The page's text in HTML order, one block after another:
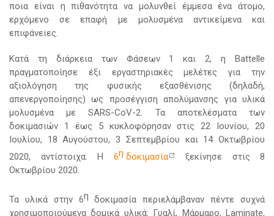
ποια είναι η πιθανότητα να μολυνθεί έμμεσα ένα άτομο,
ερχόμενο σε επαφή με μολυσμένα αντικείμενα και
επιφάνειες.
Κατά τη διάρκεια των Φάσεων 1 και 2, η Battelle
πραγματοποίησε έξι εργαστηριακές μελέτες για την
αξιολόγηση της φυσικής εξασθένισης (δηλαδή,
απενεργοποίησης) ως προσέγγιση απολύμανσης για υλικά
μολυσμένα με SARS-CoV-2. Τα αποτελέσματα των
δοκιμασιών 1 έως 5 κυκλοφόρησαν στις 22 Ιουνίου, 20
Ιουλίου, 18 Αυγούστου, 3 Σεπτεμβρίου και 14 Οκτωβρίου
2020, αντίστοιχα. Η 6η δοκιμασία
ξεκίνησε στις 8
Οκτωβρίου 2020.
Τα υλικά στην 6η δοκιμασία περιελάμβαναν πέντε συχνά
χρησιμοποιούμενα δομικά υλικά: Γυαλί, Μάρμαρο, Laminate,